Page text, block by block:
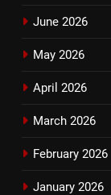
June 2026
May 2026
April 2026
March 2026
February 2026
January 2026